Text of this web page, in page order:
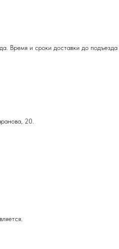
Время и сроки доставки до подъезда
20.